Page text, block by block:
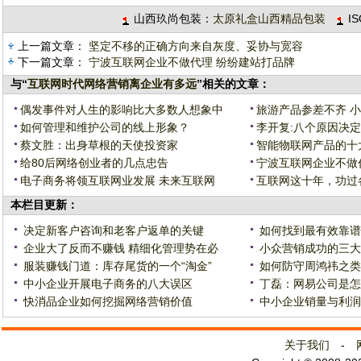
山西玖尚包装： 太原礼盒山西精品包装
上一篇文章： 坚定不移的正确方向来自灰度、妥协与宽容
下一篇文章： 宁波互联网企业不做代理 纷纷建站打品牌
与“互联网时代网络营销离企业有多远”相关的文章：
偶发事件对人生的影响比大多数人想象中
旅游产品参差不齐
如何管理和维护公司的线上形象？
李开复:八个原因决
蔡文胜：出身草根的天使投资家
智能物联网产品的
给80后网络创业者的几点忠告
宁波互联网企业不
电子商务将领互联网业发展 未来互联网
互联网这十年，功过
本栏目更新：
决定新客户咨询和老客户返单的关键
如何找到最有效靠
企业大了反而不赚钱 精细化管理势在必
小众营销成功的三
服装赚钱门道：库存尾货的一个“淘金”
如何防守周鸿祎之
中小企业开展电子商务的八大误区
丁磊：网易公司是
快消品企业如何挖掘网络营销价值
中小企业销量与利
关于我们 -